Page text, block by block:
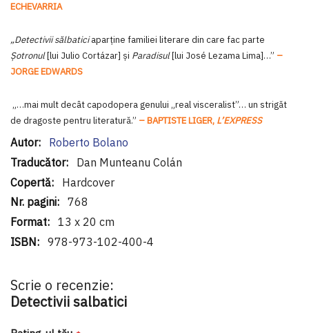
ECHEVARRIA
„Detectivii sălbaticiaparţine familiei literare din care fac parte
Şotronul[lui Julio Cortázar] şi Paradisul[lui José Lezama Lima]…” –
JORGE EDWARDS
„…mai mult decât capodopera genului „real visceralist”… un strigăt
de dragoste pentru literatură.” – BAPTISTE LIGER, L’EXPRESS
Informaţii
suplimentare
Roberto Bolano
Dan Munteanu Colán
Hardcover
768
13 x 20 cm
978-973-102-400-4
Scrie o recenzie:
Detectivii salbatici